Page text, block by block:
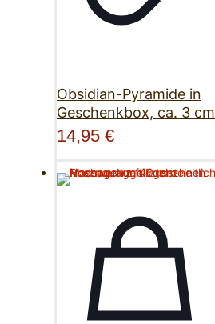
Obsidian-Pyramide in
Geschenkbox, ca. 3 cm
14,95 €